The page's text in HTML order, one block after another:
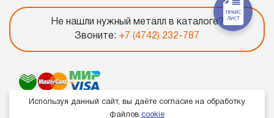
Не нашли нужный металл в каталоге?
Звоните: +7 (4742) 232-787
Используя данный сайт, вы даёте согласие на обработку
файлов cookie